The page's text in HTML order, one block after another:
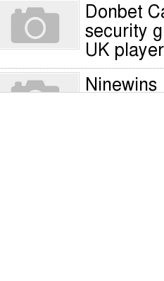
Donbet
security
UK
Ninewins